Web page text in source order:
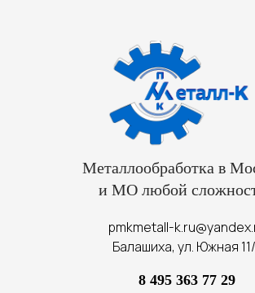
Металлообработка в
и МО любой
pmkmetall-
Балашиха, ул. Южная
8 495 363 77 29